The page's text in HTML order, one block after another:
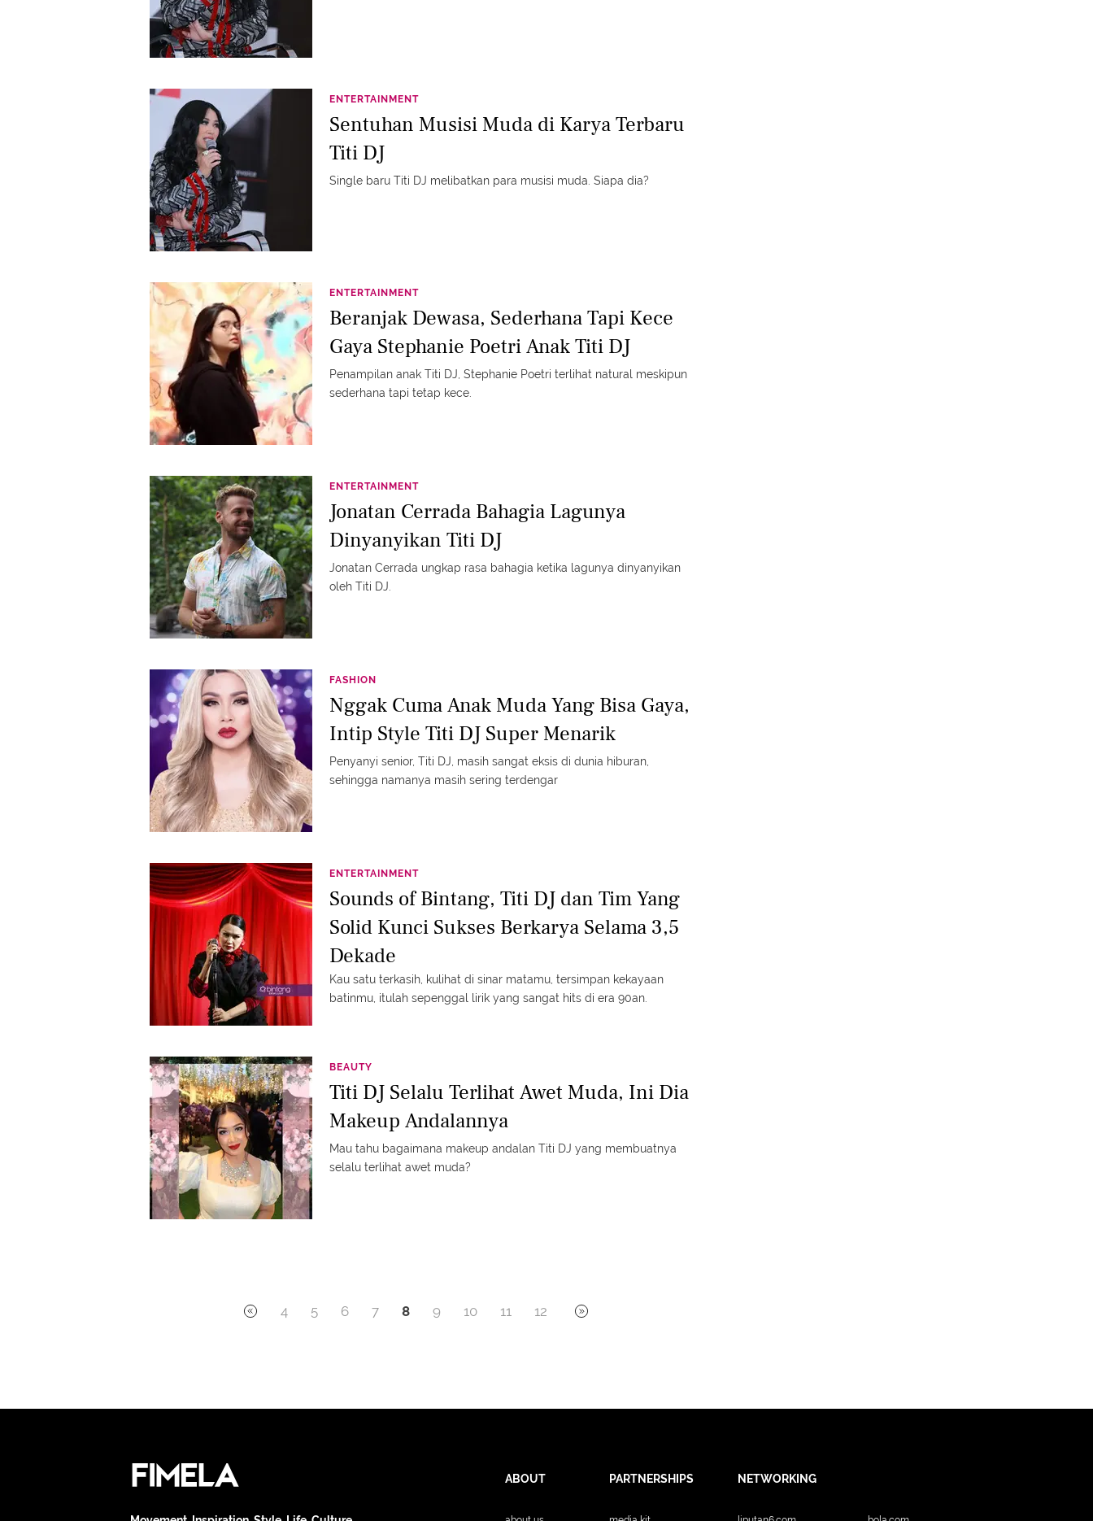
ENTERTAINMENT
Sentuhan Musisi Muda di Karya Terbaru
Titi DJ
Single baru Titi DJ melibatkan para musisi muda. Siapa dia?
ENTERTAINMENT
Beranjak Dewasa, Sederhana Tapi Kece
Gaya Stephanie Poetri Anak Titi DJ
Penampilan anak Titi DJ, Stephanie Poetri terlihat natural meskipun
sederhana tapi tetap kece.
ENTERTAINMENT
Jonatan Cerrada Bahagia Lagunya
Dinyanyikan Titi DJ
Jonatan Cerrada ungkap rasa bahagia ketika lagunya dinyanyikan
oleh Titi DJ.
FASHION
Nggak Cuma Anak Muda Yang Bisa Gaya,
Intip Style Titi DJ Super Menarik
Penyanyi senior, Titi DJ, masih sangat eksis di dunia hiburan,
sehingga namanya masih sering terdengar
ENTERTAINMENT
Sounds of Bintang, Titi DJ dan Tim Yang
Solid Kunci Sukses Berkarya Selama 3,5
Dekade
Kau satu terkasih, kulihat di sinar matamu, tersimpan kekayaan
batinmu, itulah sepenggal lirik yang sangat hits di era 90an.
BEAUTY
Titi DJ Selalu Terlihat Awet Muda, Ini Dia
Makeup Andalannya
Mau tahu bagaimana makeup andalan Titi DJ yang membuatnya
selalu terlihat awet muda?
4 5 6 7 8 9 10 11 12
ABOUT PARTNERSHIPS NETWORKING